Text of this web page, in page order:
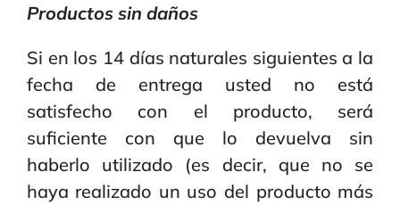
Productos sin daños
Si en los 14 días naturales siguientes a la
fecha de entrega usted no está
satisfecho con el producto, será
suficiente con que lo devuelva sin
haberlo utilizado (es decir, que no se
haya realizado un uso del producto más